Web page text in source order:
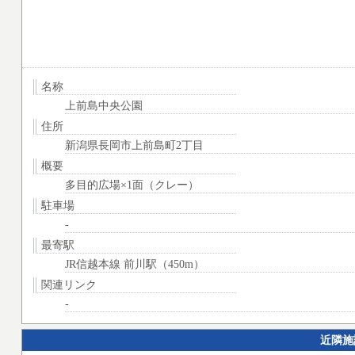
名称
上前島中央公園
住所
新潟県長岡市上前島町2丁目
概要
多目的広場×1面（クレー）
駐車場
-
最寄駅
JR信越本線 前川駅（450m）
関連リンク
-
近隣